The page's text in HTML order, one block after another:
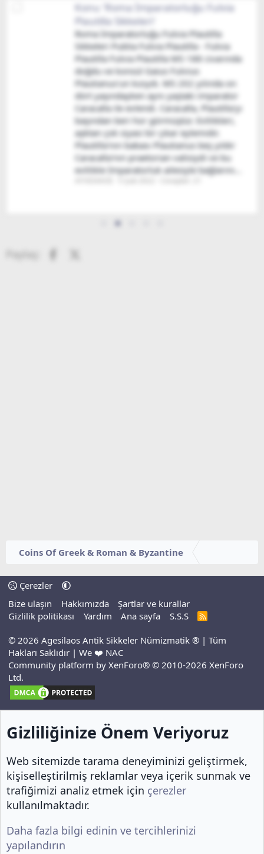
Konu 'Roma İmparatorluğu Fulvia
Plautilla Sikkeleri'
Roma İmparatorluğu Fulvia Plautilla
Sikkeleri Publia Fulvia Plautilla - Fulvia
Plautilla Fulvia Plautilla MS 188 civarında
doğdu ve konsül Gaius Fulvius
Plautianus'un kızıydı. MS 202 yılında on
dört yaşındayken aynı yaştaki imparator
Caracalla ile evlendi. Caracalla, Plautilla'yı
başından beri hor görmüştür. Evlilikleri,
aşktan çok siyasi bir çıkar eylemidir.
Plautilla'nın babası Plautianus beş yıldır
Caracalla'nın praetorian valisiydi ve bu
evlilikle İmparatorluk ailesiyle bağlarını...
Paylaş: Facebook
Coins Of Greek & Roman & Byzantine
Çerezler
Bize ulaşın
Hakkımızda
Şartlar ve kurallar
Gizlilik politikası
Yardım Ana sayfa S.S.S
R
S
© 2026 Agesilaos Antik Sikkeler Nümizmatik ® | Tüm
Hakları Saklıdır | We ❤️ NAC
Community platform by XenForo® © 2010-2026 XenForo
Ltd.
Gizliliğinize Önem Veriyoruz
Web sitemizde tarama deneyiminizi geliştirmek,
kişiselleştirilmiş reklamlar veya içerik sunmak ve
trafiğimizi analiz etmek için çerezler
kullanılmaktadır.
Daha fazla bilgi edinin ve tercihlerinizi
yapılandırın